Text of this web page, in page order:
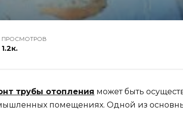
ПРОСМОТРОВ
1.2к.
трубы отопления может быть
помещениях. Одной из